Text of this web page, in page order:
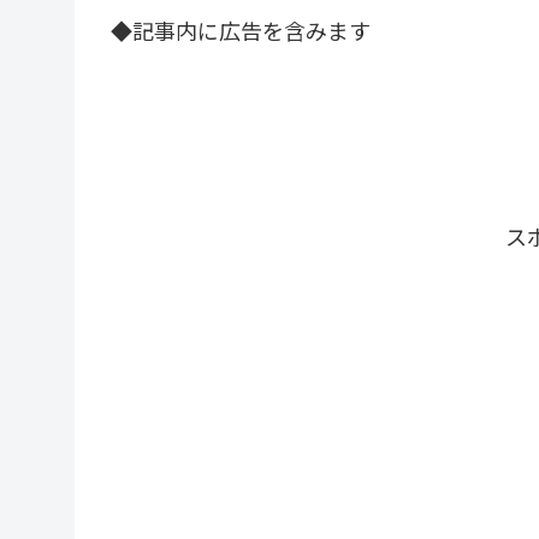
◆記事内に広告を含みます
ス